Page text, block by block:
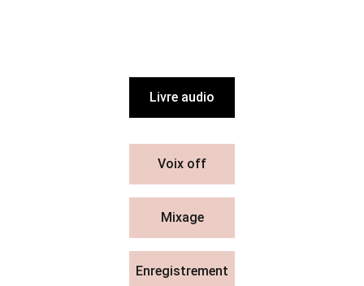
Livre audio
Voix off
Enregistrement
Mixage